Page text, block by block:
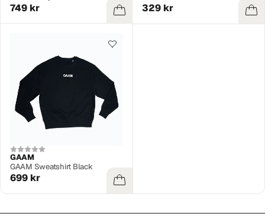
749 kr 329 kr
GAAM
GAAM Sweatshirt Black
699 kr